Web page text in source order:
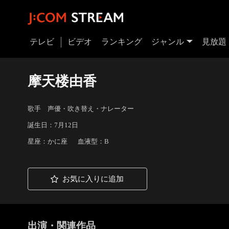
テレビ ビデオ ランキング ジャンル 見放題
摩天楼由香
歌手 声優・吹き替え・ナレーター
誕生日：7月12日
星座：かに座 血液型：B
お気に入りに追加
出演・関連作品